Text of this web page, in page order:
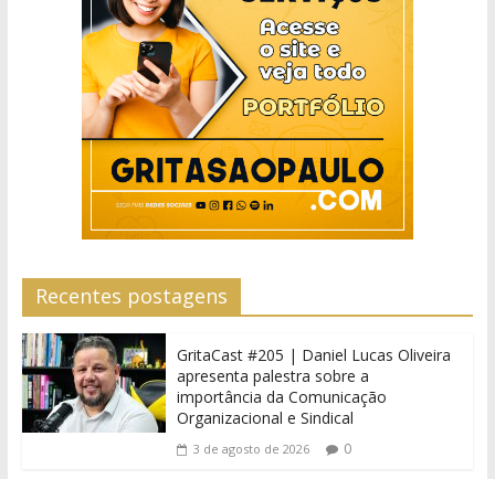
Recentes postagens
GritaCast #205 | Daniel Lucas Oliveira
apresenta palestra sobre a
importância da Comunicação
Organizacional e Sindical
3 de agosto de 2026 0